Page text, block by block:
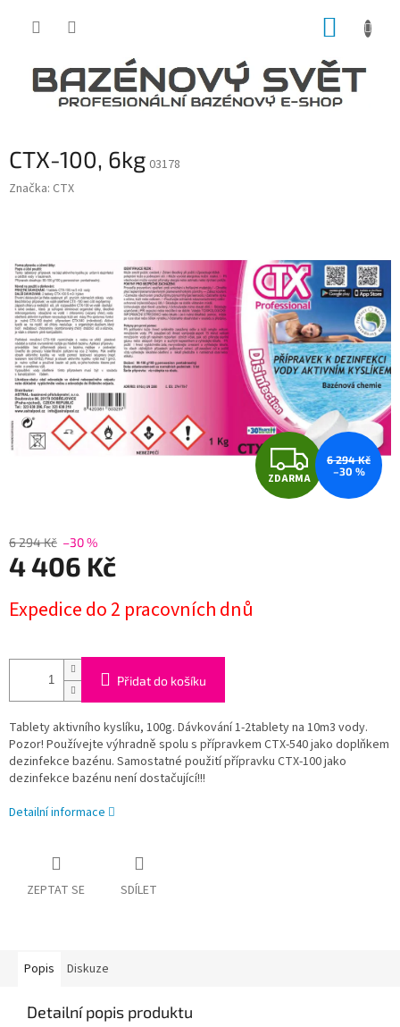
CTX-100, 6kg 03178
Značka: CTX
Z
D
ZDARMA
6 294 Kč
–30 %
6 294 Kč –30 %
4 406 Kč
cena:
Expedice do 2 pracovních dnů
Přidat do košíku
Tablety aktivního kyslíku, 100g. Dávkování 1-2tablety na 10m3 vody.
Pozor! Používejte výhradně spolu s přípravkem CTX-540 jako doplňkem
dezinfekce bazénu. Samostatné použití přípravku CTX-100 jako
dezinfekce bazénu není dostačující!!!
Detailní informace
ZEPTAT SE SDÍLET
Popis Diskuze
Detailní popis produktu